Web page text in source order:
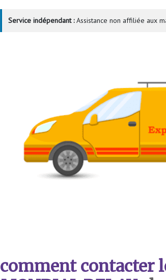
Service indépendant :Assistance non affiliée aux
comment contacter